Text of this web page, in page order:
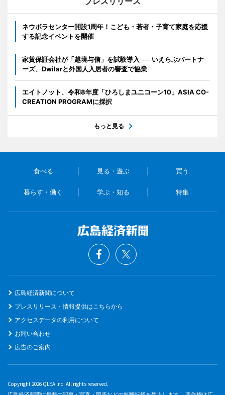
ネウボラセンター開設1周年！こども・若者・子育て家庭を応援
する記念イベントを開催
家賃保証会社が「越境与信」を試験導入 ── いえらぶパートナ
ーズ、Dwilarと外国人入居者の審査で協業
エイトノット、令和8年度「ひろしまユニコーン10」ASIA CO-
CREATION PROGRAMに採択
もっと見る
食べる 見る・遊ぶ 買う
暮らす・働く 学ぶ・知る 特集
広島経済新聞について
プレスリリース・情報提供はこちらから
アクセスデータの利用について
お問い合わせ
広告のご案内
Copyright 2026 QLEA Inc. All rights reserved.